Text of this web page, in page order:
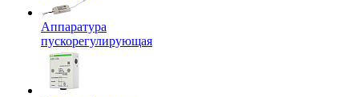
Аппаратура
пускорегулирующая